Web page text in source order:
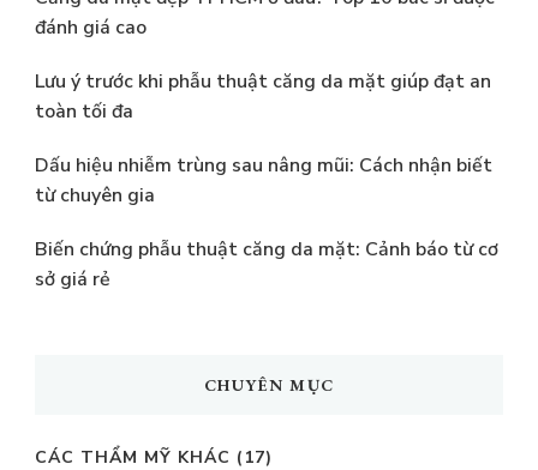
đánh giá cao
Lưu ý trước khi phẫu thuật căng da mặt giúp đạt an
toàn tối đa
Dấu hiệu nhiễm trùng sau nâng mũi: Cách nhận biết
từ chuyên gia
Biến chứng phẫu thuật căng da mặt: Cảnh báo từ cơ
sở giá rẻ
CHUYÊN MỤC
CÁC THẨM MỸ KHÁC (17)